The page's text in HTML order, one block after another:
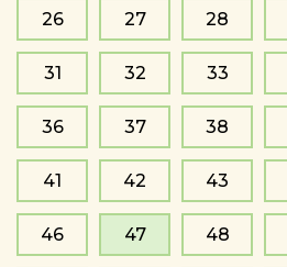
26 27 28
31 32 33
36 37 38
41 42 43
46 47 48